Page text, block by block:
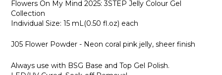
Flowers On My Mind 2025: 3STEP Jelly Colour Gel
Collection
Individual Size: 15 mL(0.50 fl.oz) each
J05 Flower Powder - Neon coral pink jelly, sheer finish
Always use with BSG Base and Top Gel Polish.